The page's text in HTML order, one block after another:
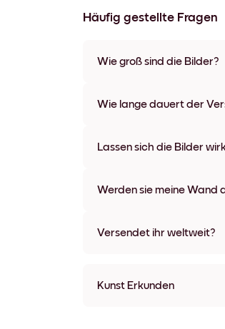
Häufig gestellte Fragen
Wie groß sind die Bilder?
verschiedenen Materialien
Wie lange dauert der
wir auch Expressversand an.
Lassen sich die Bilder
lassen, ohne die Wände
Werden sie meine Wand
Versendet ihr weltweit?
Kunst Erkunden